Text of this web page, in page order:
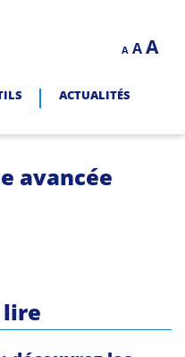
A
Decrease
font
A Reset
A
ACTUALITÉS
avancée
lire